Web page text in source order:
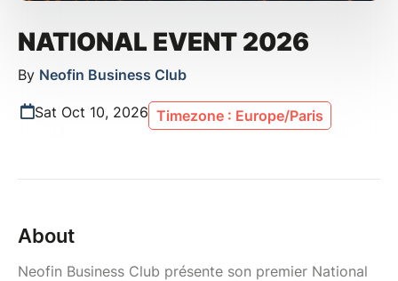
NATIONAL EVENT 2026
By Neofin Business Club
Sat Oct 10, 2026 Timezone : Europe/Paris
About
Neofin Business Club présente son premier National